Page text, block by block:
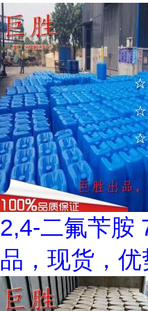
2,4-二氟苄胺
品，现货，优